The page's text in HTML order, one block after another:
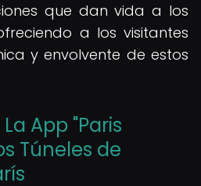
que dan vida a los
a los visitantes
y envolvente de estos
App "Paris
Túneles de